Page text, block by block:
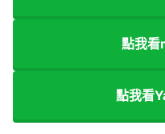
點我
點我看